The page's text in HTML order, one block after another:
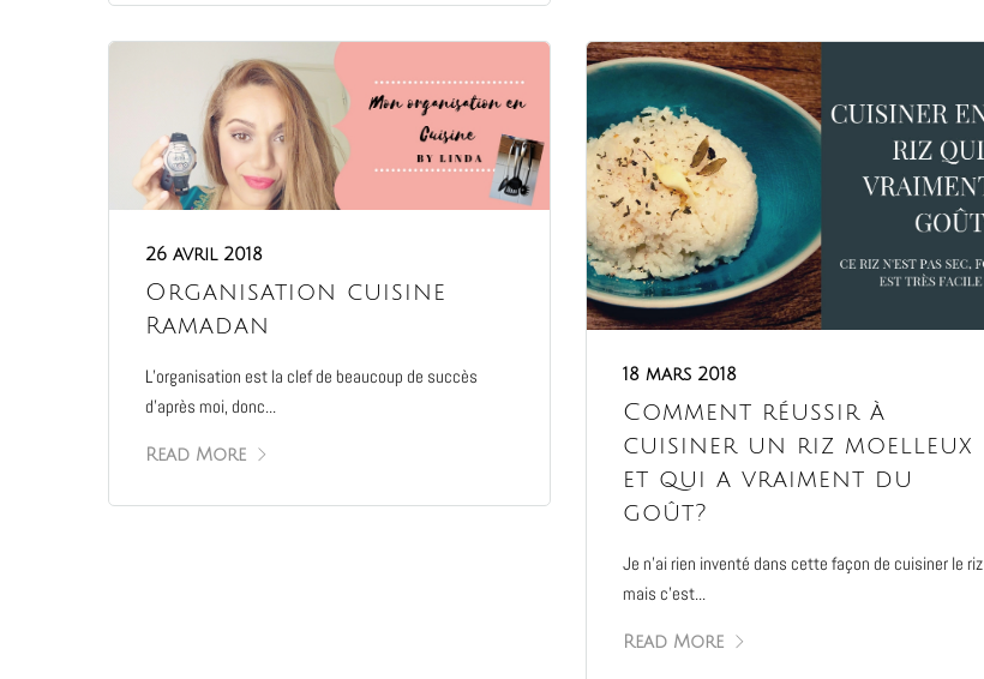
26 avril 2018
Organisation cuisine
Ramadan
L’organisation est la clef de beaucoup de succès
d’après moi, donc...
Read More
18 mars 2018
Comment réussir à
cuisiner un riz moelleux
et qui a vraiment du
goût?
Je n’ai rien inventé dans cette façon de cuisiner le riz
mais c’est...
Read More